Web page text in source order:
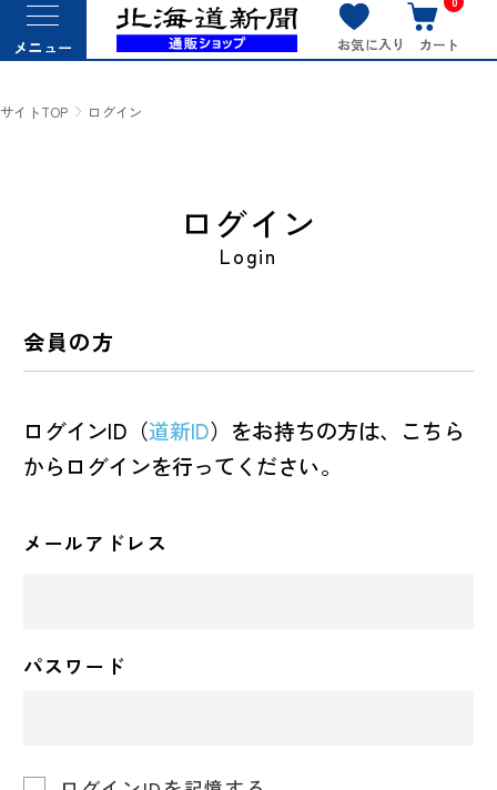
メニュー お気に入り カート
サイトTOP ログイン
ログイン
Login
会員の方
ログインID（道新ID）をお持ちの方は、こちら
からログインを行ってください。
メールアドレス
パスワード